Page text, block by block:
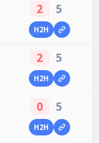
2 5
H2H
2 5
H2H
0 5
H2H